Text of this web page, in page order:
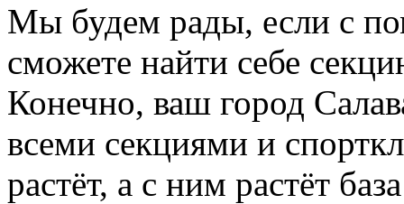
Мы будем рады, если с
сможете найти себе
Конечно, ваш город
всеми секциями и
растёт, а с ним растёт